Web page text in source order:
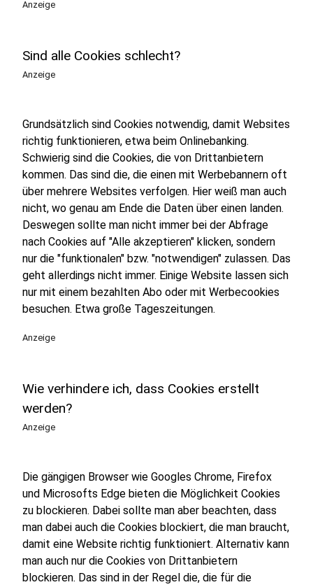
Anzeige
Sind alle Cookies schlecht?
Anzeige
Grundsätzlich sind Cookies notwendig, damit Websites
richtig funktionieren, etwa beim Onlinebanking.
Schwierig sind die Cookies, die von Drittanbietern
kommen. Das sind die, die einen mit Werbebannern oft
über mehrere Websites verfolgen. Hier weiß man auch
nicht, wo genau am Ende die Daten über einen landen.
Deswegen sollte man nicht immer bei der Abfrage
nach Cookies auf "Alle akzeptieren" klicken, sondern
nur die "funktionalen" bzw. "notwendigen" zulassen. Das
geht allerdings nicht immer. Einige Website lassen sich
nur mit einem bezahlten Abo oder mit Werbecookies
besuchen. Etwa große Tageszeitungen.
Anzeige
Wie verhindere ich, dass Cookies erstellt
werden?
Anzeige
Die gängigen Browser wie Googles Chrome, Firefox
und Microsofts Edge bieten die Möglichkeit Cookies
zu blockieren. Dabei sollte man aber beachten, dass
man dabei auch die Cookies blockiert, die man braucht,
damit eine Website richtig funktioniert. Alternativ kann
man auch nur die Cookies von Drittanbietern
blockieren. Das sind in der Regel die, die für die